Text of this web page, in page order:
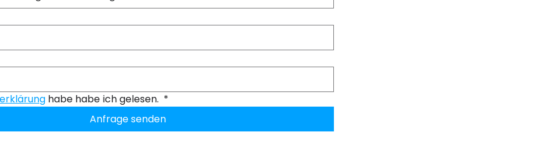
habe habe ich gelesen. *
Anfrage senden